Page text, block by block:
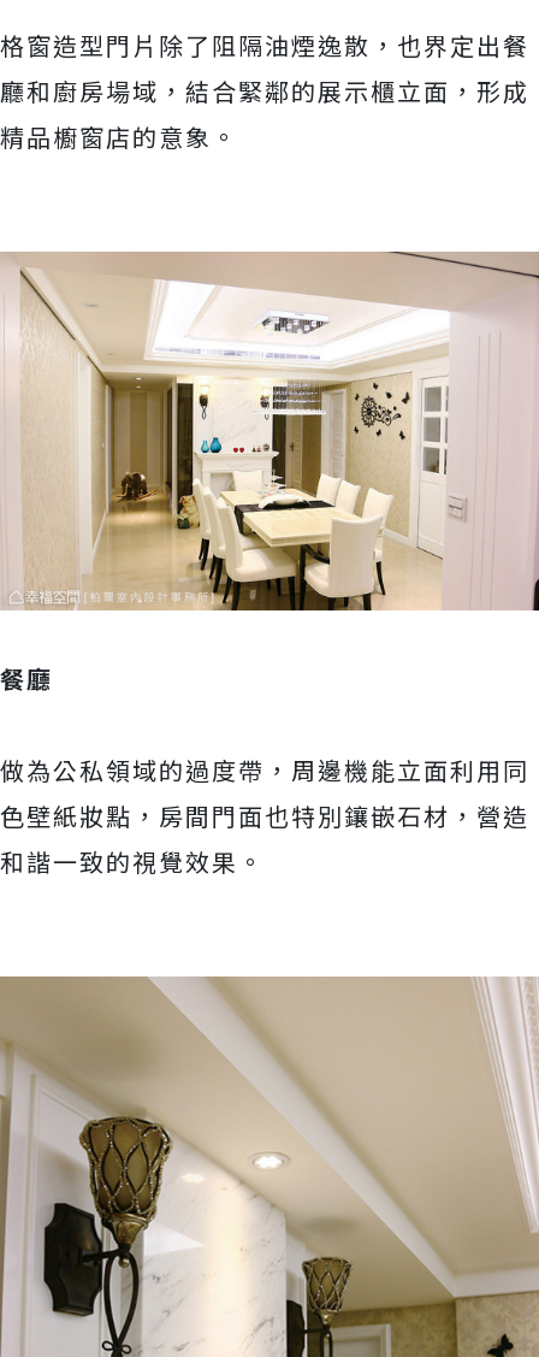
格窗造型門片除了阻隔油煙逸散，也界定出餐
廳和廚房場域，結合緊鄰的展示櫃立面，形成
精品櫥窗店的意象。
餐廳
做為公私領域的過度帶，周邊機能立面利用同
色壁紙妝點，房間門面也特別鑲嵌石材，營造
和諧一致的視覺效果。